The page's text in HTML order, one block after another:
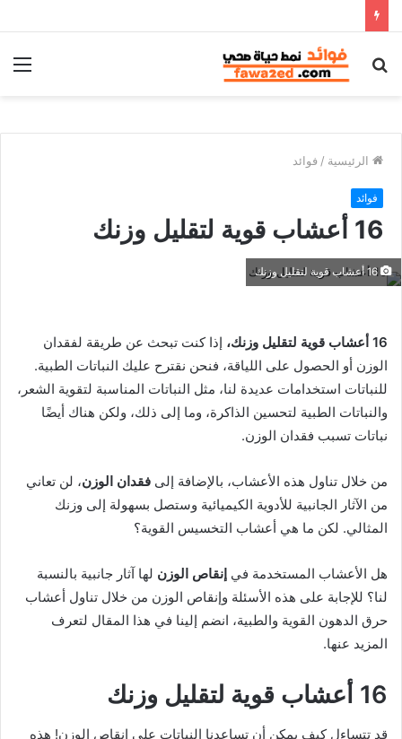
بحث
الرئيسية / فوائد
فوائد
16 أعشاب قوية لتقليل وزنك
16 أعشاب قوية لتقليل وزنك
16 أعشاب قوية لتقليل وزنك،
إذا كنت تبحث عن طريقة لفقدان
الوزن أو الحصول على اللياقة، فنحن نقترح عليك النباتات الطبية.
للنباتات استخدامات عديدة لنا، مثل النباتات المناسبة لتقوية الشعر،
والنباتات الطبية لتحسين الذاكرة، وما إلى ذلك، ولكن هناك أيضًا
نباتات تسبب فقدان الوزن.
من خلال تناول هذه الأعشاب، بالإضافة إلى فقدان الوزن، لن تعاني
من الآثار الجانبية للأدوية الكيميائية وستصل بسهولة إلى وزنك
المثالي. لكن ما هي أعشاب التخسيس القوية؟
هل الأعشاب المستخدمة في إنقاص الوزن لها آثار جانبية بالنسبة
لنا؟ للإجابة على هذه الأسئلة وإنقاص الوزن من خلال تناول أعشاب
حرق الدهون القوية والطبية، انضم إلينا في هذا المقال لتعرف
المزيد عنها.
16 أعشاب قوية لتقليل وزنك
قد تتساءل كيف يمكن أن تساعدنا النباتات على إنقاص الوزن! هذه